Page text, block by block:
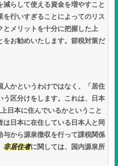
減らして使える資金を増やすこと
を行いすぎることによってのリス
とメリットを十分に把握した上
をお勧めいたします。節税対策だ
人かというわけではなく、「居住
う区分けをします。これは、日本
日本に住んでいるかということ
は日本に在住している日本人と同
与から源泉徴収を行って課税関係
非居住者に関しては、国内源泉所